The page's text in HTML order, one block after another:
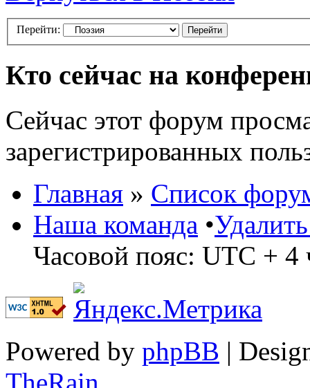
Перейти:
Кто сейчас на
Сейчас этот форум
зарегистрированных
Главная » Список
Наша команда •
Часовой пояс: UTC + 4
Powered by phpBB |
TheRain